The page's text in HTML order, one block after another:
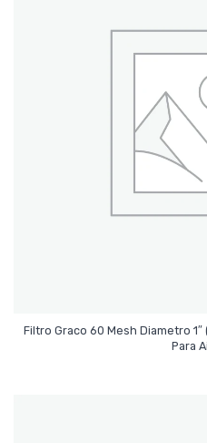
Filtro Graco 60 Mesh Diametro 1″
Para
Leer